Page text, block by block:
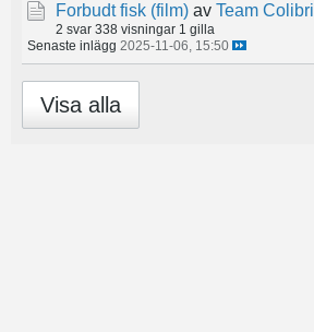
Forbudt fisk (film) av Team Colibri
2 svar 338 visningar 1 gilla
Senaste inlägg 2025-11-06, 15:50
Visa alla